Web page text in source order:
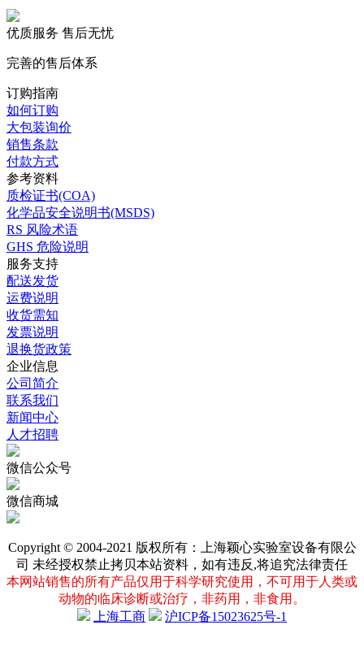
优质服务 售后无忧
完善的售后体系
订购指南
如何订购
大包装询价
销售条款
付款方式
参考资料
质检证书(COA)
化学品安全说明书(MSDS)
RS 风险术语
GHS 危险说明
服务支持
配送发货
运费说明
收货需知
发票说明
退换货政策
企业信息
公司简介
联系我们
新闻中心
人才招聘
微信公众号
微信商城
Copyright © 2004-2021 版权所有：上海颖心实验室设备有限公
司 未经授权禁止拷贝本站资料，如有违反,将追究法律责任
本网站销售的所有产品仅用于科学研究使用，不可用于人类或
动物的临床诊断或治疗，非药用，非食用。
上海工商
沪ICP备15023625号-1